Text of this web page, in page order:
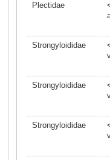
Plectidae
Strongyloididae
Strongyloididae
Strongyloididae